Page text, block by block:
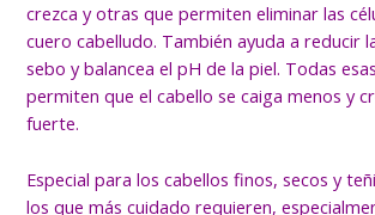
crezca y otras que permiten eliminar las
cuero cabelludo. También ayuda a reducir
sebo y balancea el pH de la piel. Todas
permiten que el cabello se caiga menos y
fuerte.
Especial para los cabellos finos, secos y
los que más cuidado requieren,